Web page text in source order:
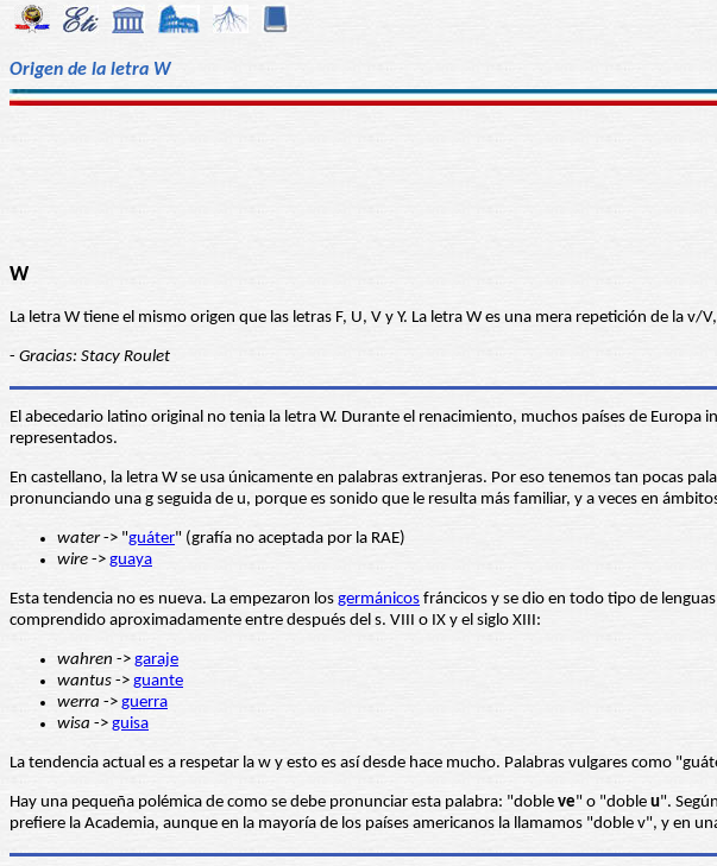
Origen de la letra W
W
La letra W tiene el mismo origen que las letras F, U, V y Y. La letra W es una mera repetición de la
- Gracias: Stacy Roulet
El abecedario latino original no tenia la letra W. Durante el renacimiento, muchos países de
representados.
En castellano, la letra W se usa únicamente en palabras extranjeras. Por eso tenemos tan pocas
pronunciando una g seguida de u, porque es sonido que le resulta más familiar, y a veces en
water-> "guáter" (grafía no aceptada por la RAE)
wire -> guaya
Esta tendencia no es nueva. La empezaron los germánicos fráncicos y se dio en todo tipo de
comprendido aproximadamente entre después del s. VIII o IX y el siglo XIII:
wahren -> garaje
wantus -> guante
werra -> guerra
wisa -> guisa
La tendencia actual es a respetar la w y esto es así desde hace mucho. Palabras vulgares como
Hay una pequeña polémica de como se debe pronunciar esta palabra: "doble ve" o "doble u".
prefiere la Academia, aunque en la mayoría de los países americanos la llamamos "doble v", y en